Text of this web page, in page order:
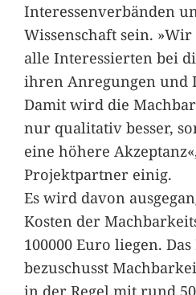
Interessenverbänden
Wissenschaft sein.
alle Interessierten bei
ihren Anregungen und
Damit wird die
nur qualitativ besser,
eine höhere
Projektpartner einig.
Es wird davon
Kosten der
100000 Euro liegen.
bezuschusst
in der Regel mit rund